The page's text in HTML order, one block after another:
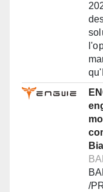
/